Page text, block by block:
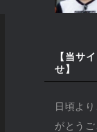
【当サ
せ】
日頃よ
がとうご